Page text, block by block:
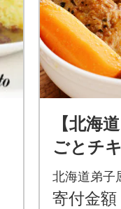
【北海
ごとチ
ープカ
41
北海道弟子
寄付金額